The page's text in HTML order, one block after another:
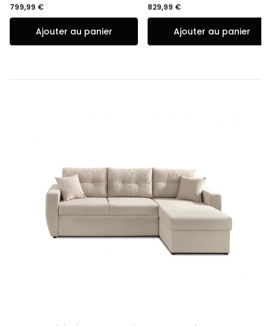
799,99 €
Ajouter au panier
829,99 €
Ajouter au panier